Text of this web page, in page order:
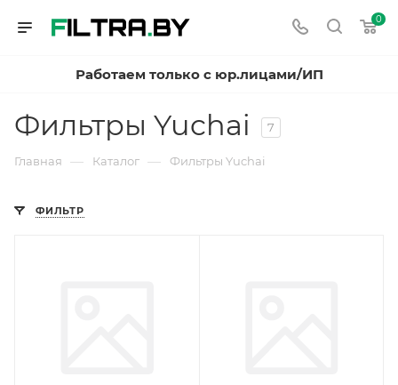
0
Работаем только с юр.лицами/ИП
Фильтры Yuchai 7
Главная — Каталог — Фильтры Yuchai
ФИЛЬТР